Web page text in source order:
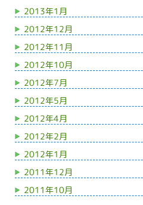
2013年1月
2012年12月
2012年11月
2012年10月
2012年7月
2012年5月
2012年4月
2012年2月
2012年1月
2011年12月
2011年10月